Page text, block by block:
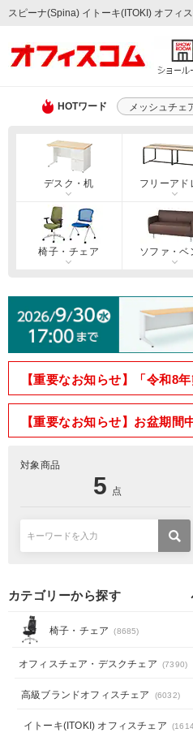
HOTワード メッシュチェ
デスク・机 フリーアド
椅子・チェア ソファ・ベ
【重要なお知らせ】「令和8
【重要なお知らせ】お盆期間
対象商品
5 点
カテゴリーから探す
椅子・チェア (8685)
オフィスチェア・デスクチェア (7390)
高級ブランドオフィスチェア (6032)
イトーキ(ITOKI) オフィスチェア